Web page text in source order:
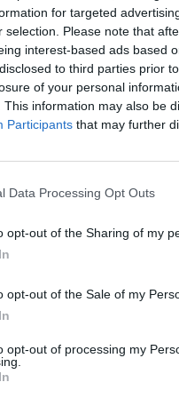
for targeted
selection. Please note that
interest-based ads based
to third parties prior
of your personal
This information may also be
Participants that may further
Data Processing Opt Outs
opt-out of the Sharing of my
opt-out of the Sale of my
opt-out of processing my
Mad Money című
kellene a
Államoknak
túl is szárnyalnak
Huang, az Nvidia
portfolio.hu